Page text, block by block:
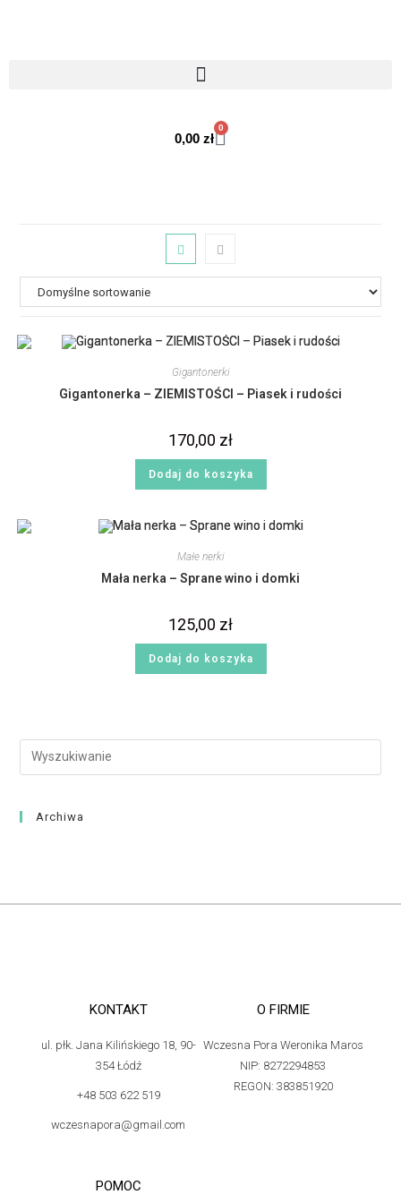
0,00 zł
0
Gigantonerki
Gigantonerka – ZIEMISTOŚCI – Piasek i rudości
170,00 zł
Dodaj do koszyka
Małe nerki
Mała nerka – Sprane wino i domki
125,00 zł
Dodaj do koszyka
Archiwa
KONTAKT
ul. płk. Jana Kilińskiego 18, 90-
354 Łódź
+48 503 622 519
wczesnapora@gmail.com
O FIRMIE
Wczesna Pora Weronika Maros
NIP: 8272294853
REGON: 383851920
POMOC